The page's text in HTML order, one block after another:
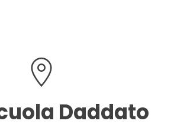
Daddato